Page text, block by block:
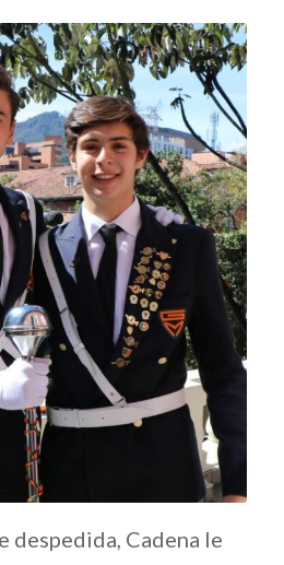
despedida, Cadena le